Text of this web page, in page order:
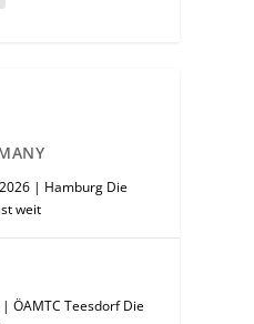
| Hamburg Die
weit
ÖAMTC Teesdorf Die